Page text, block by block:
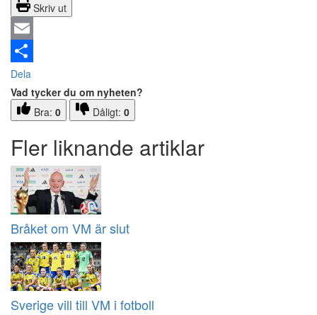
Skriv ut
Email
Dela
Vad tycker du om nyheten?
Bra: 0 Dåligt: 0
Fler liknande artiklar
Bråket om VM är slut
Sverige vill till VM i fotboll